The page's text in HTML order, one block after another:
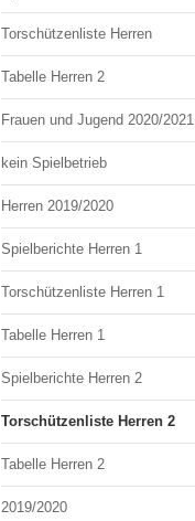
Torschützenliste Herren
Tabelle Herren 2
Frauen und Jugend 2020/2021
kein Spielbetrieb
Herren 2019/2020
Spielberichte Herren 1
Torschützenliste Herren 1
Tabelle Herren 1
Spielberichte Herren 2
Torschützenliste Herren 2
Tabelle Herren 2
2019/2020